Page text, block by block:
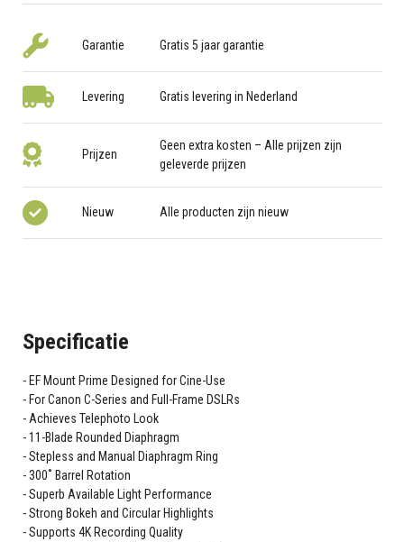
Garantie Gratis 5 jaar garantie
Levering Gratis levering in Nederland
Prijzen
Geen extra kosten – Alle prijzen zijn
geleverde prijzen
Nieuw Alle producten zijn nieuw
Specificatie
EF Mount Prime Designed for Cine-Use
For Canon C-Series and Full-Frame DSLRs
Achieves Telephoto Look
11-Blade Rounded Diaphragm
Stepless and Manual Diaphragm Ring
300˚ Barrel Rotation
Superb Available Light Performance
Strong Bokeh and Circular Highlights
Supports 4K Recording Quality